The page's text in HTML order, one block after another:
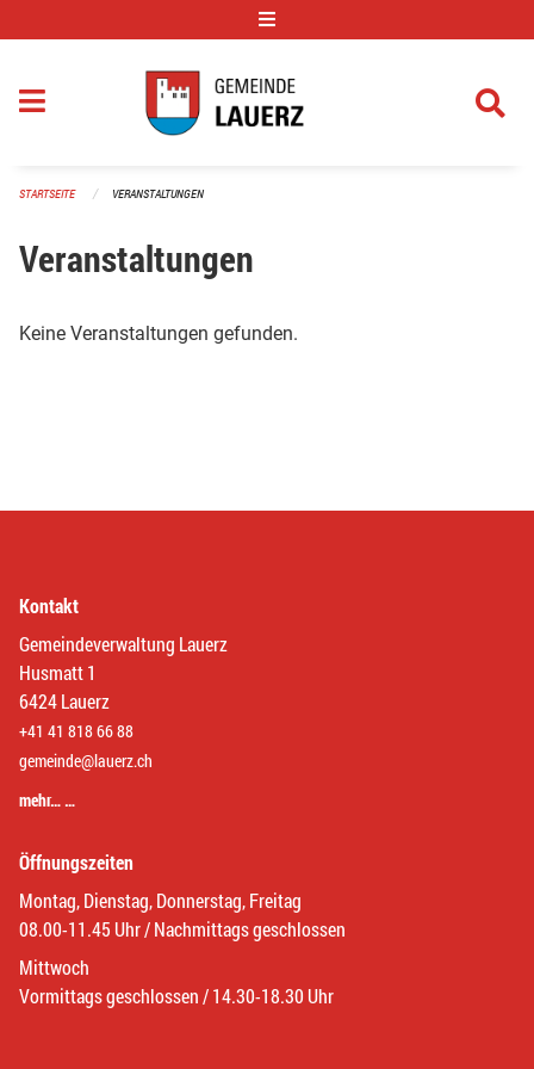
STARTSEITE VERANSTALTUNGEN
Veranstaltungen
Keine Veranstaltungen gefunden.
Kontakt
Gemeindeverwaltung Lauerz
Husmatt 1
6424 Lauerz
+41 41 818 66 88
gemeinde@lauerz.ch
mehr… …
Öffnungszeiten
Montag, Dienstag, Donnerstag, Freitag
08.00-11.45 Uhr / Nachmittags geschlossen
Mittwoch
Vormittags geschlossen / 14.30-18.30 Uhr